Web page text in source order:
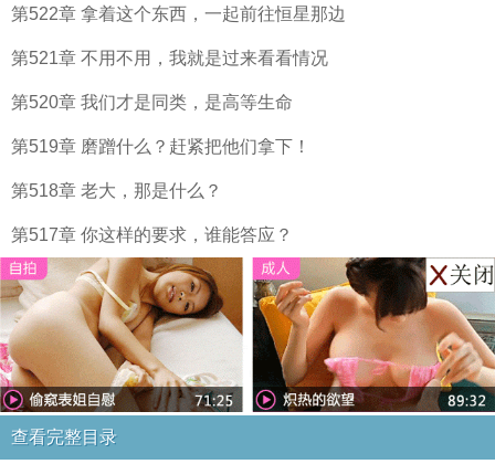
第522章 拿着这个东西，一起前往恒星那边
第521章 不用不用，我就是过来看看情况
第520章 我们才是同类，是高等生命
第519章 磨蹭什么？赶紧把他们拿下！
第518章 老大，那是什么？
第517章 你这样的要求，谁能答应？
查看完整目录